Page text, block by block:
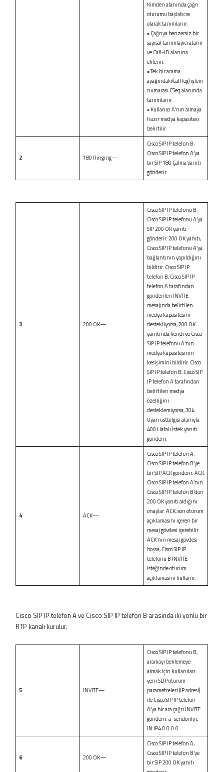
Kimden alanında çağrı
oturumu başlatıcısı
olarak tanımlanır.
• Çağrıya benzersiz bir
sayısal tanımlayıcı atanır
ve Call-ID alanına
eklenir.
• Tek bir arama
ayağındaki(call leg) işlem
numarası CSeq alanında
tanımlanır.
• Kullanıcı A’nın almaya
hazır medya kapasitesi
belirtilir.
2 180 Ringing—
Cisco SIP IP telefon B,
Cisco SIP IP telefon A’ya
bir SIP 180 Çalma yanıtı
gönderir.
3 200 OK—
Cisco SIP IP telefonu B,
Cisco SIP IP telefonu A’ya
SIP 200 OK yanıtı
gönderir. 200 OK yanıtı,
Cisco SIP IP telefonu A’ya
bağlantının yapıldığını
bildirir. Cisco SIP IP
telefon B, Cisco SIP IP
telefon A tarafından
gönderilen INVITE
mesajında belirtilen
medya kapasitesini
destekliyorsa, 200 OK
yanıtında kendi ve Cisco
SIP IP telefonu A’nın
medya kapasitesinin
kesişimini bildirir. Cisco
SIP IP telefon B, Cisco SIP
IP telefon A tarafından
belirtilen medya
özelliğini
desteklemiyorsa, 304
Uyarı üstbilgisi alanıyla
400 Hatalı İstek yanıtı
gönderir.
4 ACK—
Cisco SIP IP telefon A,
Cisco SIP IP telefon B’ye
bir SIP ACK gönderir. ACK,
Cisco SIP IP telefon A’nın
Cisco SIP IP telefon B’den
200 OK yanıtı aldığını
onaylar. ACK, son oturum
açıklamasını içeren bir
mesaj gövdesi içerebilir
ACK’nin mesaj gövdesi
boşsa, Cisco SIP IP
telefonu B INVITE
isteğinde oturum
açıklamasını kullanır.
Cisco SIP IP telefon A ve Cisco SIP IP telefon B arasında iki yönlü bir
RTP kanalı kurulur.
5 INVITE—
Cisco SIP IP telefonu B,
aramayı beklemeye
almak için kullanılan
yeni SDP oturum
parametreleri (IP adresi)
ile Cisco SIP IP telefon
A’ya bir ara çağrı INVITE
gönderir. a=sendonly c =
IN IP4 0.0.0.0
6 200 OK—
Cisco SIP IP telefon A,
Cisco SIP IP telefon B’ye
bir SIP 200 OK yanıtı